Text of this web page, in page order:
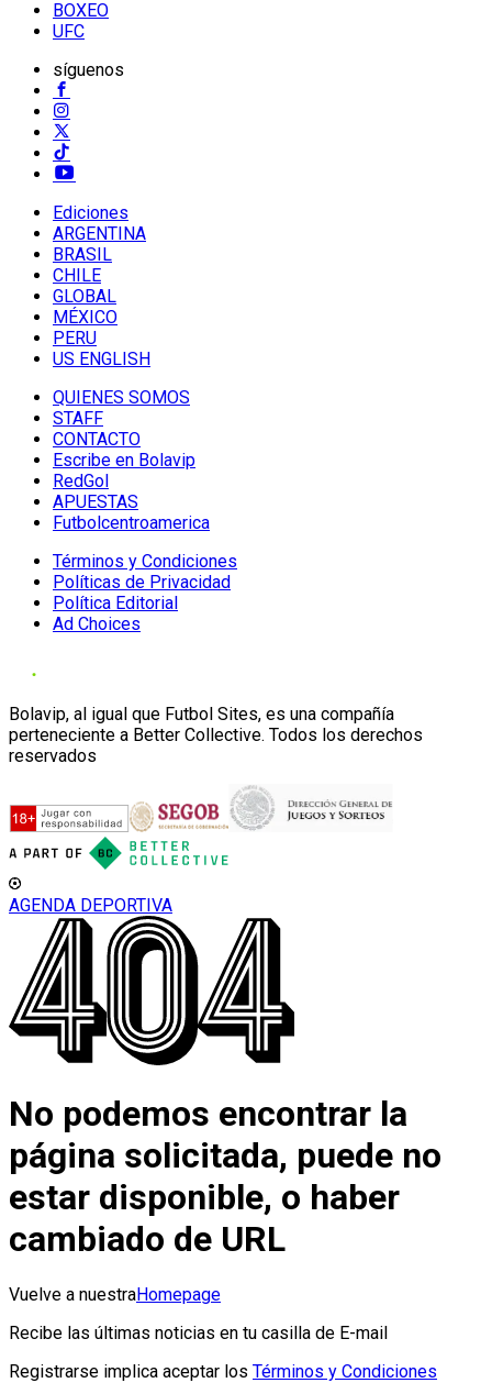
BOXEO
UFC
síguenos
Ediciones
ARGENTINA
BRASIL
CHILE
GLOBAL
MÉXICO
PERU
US ENGLISH
QUIENES SOMOS
STAFF
CONTACTO
Escribe en Bolavip
RedGol
APUESTAS
Futbolcentroamerica
Términos y Condiciones
Políticas de Privacidad
Política Editorial
Ad Choices
Bolavip, al igual que Futbol Sites, es una compañía
perteneciente a Better Collective. Todos los derechos
reservados
AGENDA DEPORTIVA
No podemos encontrar la
página solicitada, puede no
estar disponible, o haber
cambiado de URL
Vuelve a nuestraHomepage
Recibe las últimas noticias en tu casilla de E-mail
Registrarse implica aceptar los Términos y Condiciones